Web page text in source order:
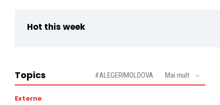
Hot this week
Topics #ALEGERIMOLDOVA Mai mult
Externe